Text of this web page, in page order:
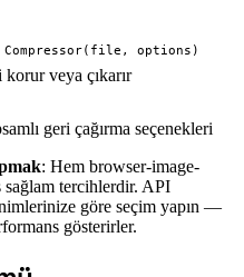
Compressor(file, options)
veya çıkarır
geri çağırma seçenekleri
: Hem browser-image-
sağlam tercihlerdir. API
göre seçim yapın —
gösterirler.